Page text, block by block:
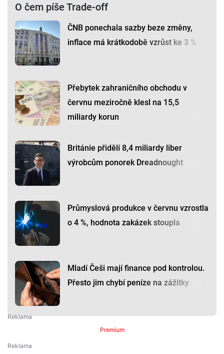
O čem píše Trade-off
ČNB ponechala sazby beze změny,
inflace má krátkodobě vzrůst ke 3 %
Přebytek zahraničního obchodu v
červnu meziročně klesl na 15,5
miliardy korun
Británie přidělí 8,4 miliardy liber
výrobcům ponorek Dreadnought
Průmyslová produkce v červnu vzrostla
o 4 %, hodnota zakázek stoupla
Mladí Češi mají finance pod kontrolou.
Přesto jim chybí peníze na zážitky
Premium